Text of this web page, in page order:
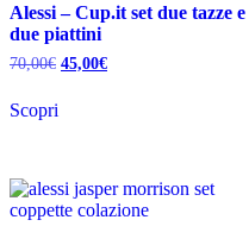
Alessi – Cup.it set due tazze e
due piattini
70,00€ 45,00€
Scopri